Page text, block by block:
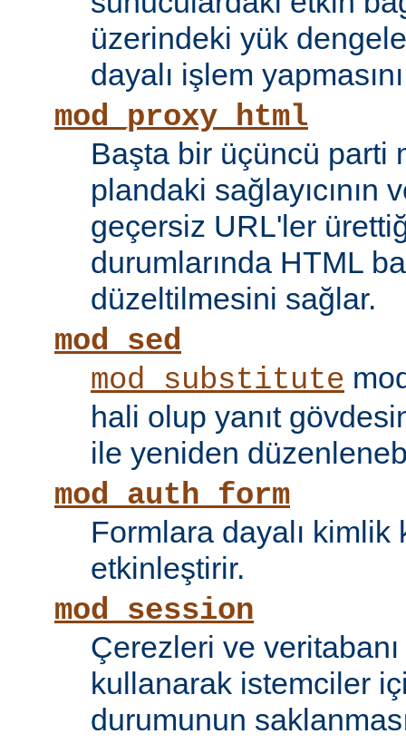
üzerindeki yük
dayalı işlem
mod_proxy_html
Başta bir üçüncü parti
plandaki sağlayıcının
geçersiz URL'ler
durumlarında HTML
düzeltilmesini sağlar.
mod_sed
mod_substitute
hali olup yanıt
ile yeniden
mod_auth_form
Formlara dayalı kimlik
etkinleştirir.
mod_session
Çerezleri ve
kullanarak istemciler
durumunun